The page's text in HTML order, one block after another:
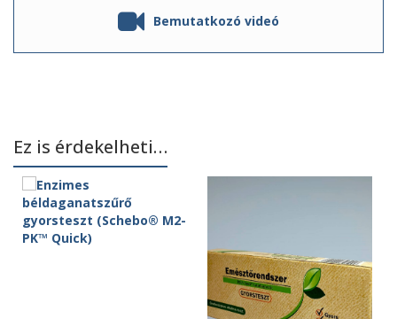
Bemutatkozó videó
Ez is érdekelheti…